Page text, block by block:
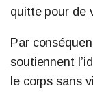
quitte pour de
Par
soutiennent
le corps sans